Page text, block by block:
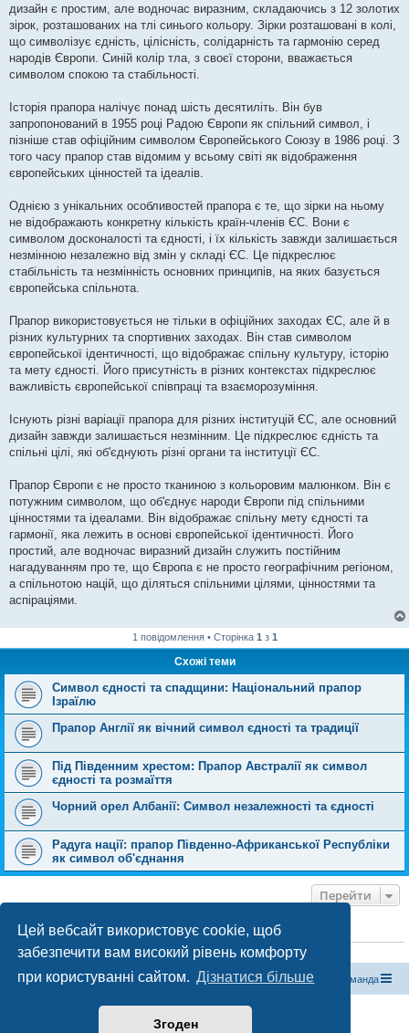
Цей вебсайт використовує cookie, щоб
забезпечити вам високий рівень комфорту
при користуванні сайтом. Дізнатися більше
Згоден
дизайн є простим, але водночас виразним, складаючись з 12 золотих
зірок, розташованих на тлі синього кольору. Зірки розташовані в колі,
що символізує єдність, цілісність, солідарність та гармонію серед
народів Європи. Синій колір тла, з своєї сторони, вважається
символом спокою та стабільності.
Історія прапора налічує понад шість десятиліть. Він був
запропонований в 1955 році Радою Європи як спільний символ, і
пізніше став офіційним символом Європейського Союзу в 1986 році. З
того часу прапор став відомим у всьому світі як відображення
європейських цінностей та ідеалів.
Однією з унікальних особливостей прапора є те, що зірки на ньому
не відображають конкретну кількість країн-членів ЄС. Вони є
символом досконалості та єдності, і їх кількість завжди залишається
незмінною незалежно від змін у складі ЄС. Це підкреслює
стабільність та незмінність основних принципів, на яких базується
європейська спільнота.
Прапор використовується не тільки в офіційних заходах ЄС, але й в
різних культурних та спортивних заходах. Він став символом
європейської ідентичності, що відображає спільну культуру, історію
та мету єдності. Його присутність в різних контекстах підкреслює
важливість європейської співпраці та взаєморозуміння.
Існують різні варіації прапора для різних інституцій ЄС, але основний
дизайн завжди залишається незмінним. Це підкреслює єдність та
спільні цілі, які об'єднують різні органи та інституції ЄС.
Прапор Європи є не просто тканиною з кольоровим малюнком. Він є
потужним символом, що об'єднує народи Європи під спільними
цінностями та ідеалами. Він відображає спільну мету єдності та
гармонії, яка лежить в основі європейської ідентичності. Його
простий, але водночас виразний дизайн служить постійним
нагадуванням про те, що Європа є не просто географічним регіоном,
а спільнотою націй, що діляться спільними цілями, цінностями та
аспіраціями.
1 повідомлення • Сторінка 1 з 1
Схожі теми
Символ єдності та спадщини: Національний прапор
Ізраїлю
Прапор Англії як вічний символ єдності та традиції
Під Південним хрестом: Прапор Австралії як символ
єдності та розмаїття
Чорний орел Албанії: Символ незалежності та єдності
Радуга нації: прапор Південно-Африканської Республіки
як символ об'єднання
Перейти
ХТО ЗАРАЗ ОНЛАЙН
Зараз переглядають цей форум:ClaudeBot [бот ШІ]і 0 гостей
Магазин спорядження Туристичний форум «Рюкзак» Команда
Працює на phpBB® Forum Software © phpBB Limited
Конфіденційність